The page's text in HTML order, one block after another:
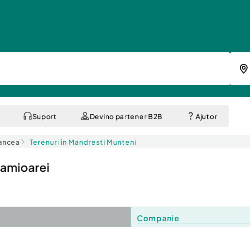
Suport Devino partener B2B Ajutor
Terenuri în Mandresti Munteni
Companie